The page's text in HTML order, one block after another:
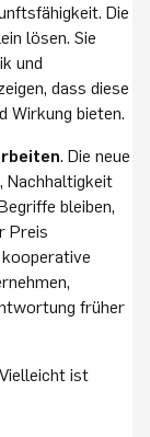
Die
lösen. Sie
und
dass diese
Wirkung bieten.
. Die neue
Nachhaltigkeit
bleiben,
Preis
früher
ist